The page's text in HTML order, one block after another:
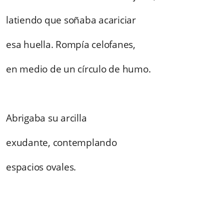
latiendo que soñaba acariciar
esa huella. Rompía celofanes,
en medio de un círculo de humo.
Abrigaba su arcilla
exudante, contemplando
espacios ovales.